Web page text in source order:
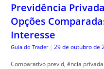
Previdência
Opções
Interesse
Guia do Trader | 29 de outubro de
Comparativo previd, ência